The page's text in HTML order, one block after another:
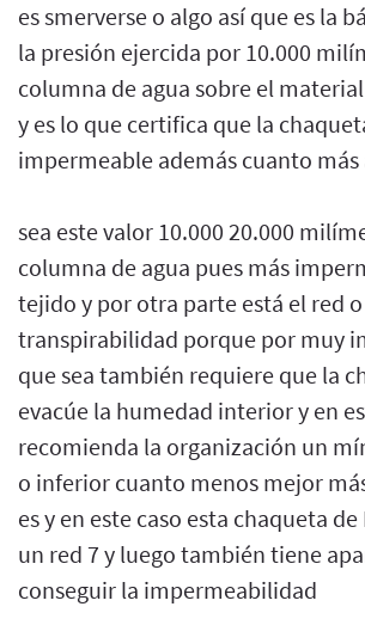
es smerverse o algo así que es la
la presión ejercida por 10.000
columna de agua sobre el
y es lo que certifica que la
impermeable además cuanto
sea este valor 10.000 20.000
columna de agua pues más
tejido y por otra parte está el red
transpirabilidad porque por muy
que sea también requiere que la
evacúe la humedad interior y en
recomienda la organización un
o inferior cuanto menos mejor
es y en este caso esta chaqueta
un red 7 y luego también tiene
conseguir la impermeabilidad